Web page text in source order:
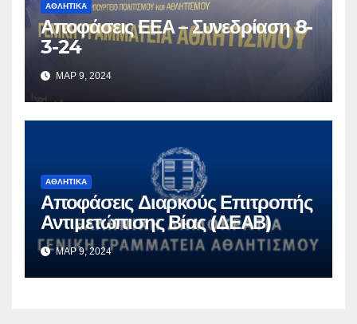
ΑΘΛΗΤΙΚΆ
Αποφάσεις ΕΕΑ – Συνεδρίαση 8-
3-24
ΜΑΡ 9, 2024
ΑΘΛΗΤΙΚΆ
Αποφάσεις Διαρκούς Επιτροπής
Αντιμετώπισης Βίας (ΔΕΑΒ)
ΜΑΡ 9, 2024